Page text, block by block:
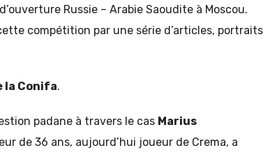
Russie – Arabie Saoudite à Moscou.
compétition par une série d’articles, portraits
la Conifa.
padane à travers le cas Marius
de 36 ans, aujourd’hui joueur de Crema, a